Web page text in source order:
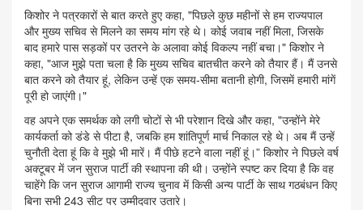
किशोर ने पत्रकारों से बात करते हुए कहा, "पिछले कुछ महीनों से हम राज्यपाल
और मुख्य सचिव से मिलने का समय मांग रहे थे। कोई जवाब नहीं मिला, जिसके
बाद हमारे पास सड़कों पर उतरने के अलावा कोई विकल्प नहीं बचा।" किशोर ने
कहा, "आज मुझे पता चला है कि मुख्य सचिव बातचीत करने को तैयार हैं। मैं उनसे
बात करने को तैयार हूं, लेकिन उन्हें एक समय-सीमा बतानी होगी, जिसमें हमारी मांगें
पूरी हो जाएंगी।"
वह अपने एक समर्थक को लगी चोटों से भी परेशान दिखे और कहा, "उन्होंने मेरे
कार्यकर्ता को डंडे से पीटा है, जबकि हम शांतिपूर्ण मार्च निकाल रहे थे। अब मैं उन्हें
चुनौती देता हूं कि वे मुझे भी मारें। मैं पीछे हटने वाला नहीं हूं।” किशोर ने पिछले वर्ष
अक्टूबर में जन सुराज पार्टी की स्थापना की थी। उन्होंने स्पष्ट कर दिया है कि वह
चाहेंगे कि जन सुराज आगामी राज्य चुनाव में किसी अन्य पार्टी के साथ गठबंधन किए
बिना सभी 243 सीट पर उम्मीदवार उतारे।